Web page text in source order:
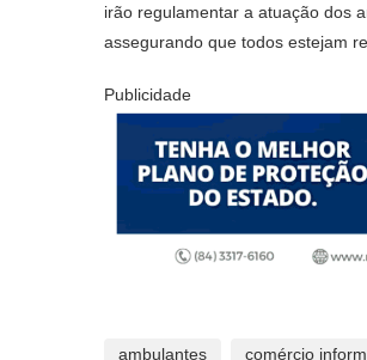
irão regulamentar a atuação dos
assegurando que todos estejam
Publicidade
ambulantes comércio